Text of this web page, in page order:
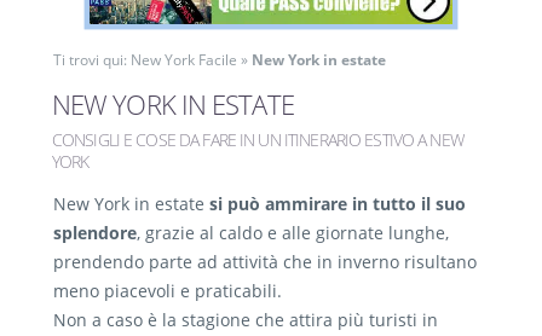
Ti trovi qui: New York Facile » New York in estate
NEW YORK IN ESTATE
CONSIGLI E COSE DA FARE IN UN ITINERARIO ESTIVO A NEW
YORK
New York in estate si può ammirare in tutto il suo
splendore, grazie al caldo e alle giornate lunghe,
prendendo parte ad attività che in inverno risultano
meno piacevoli e praticabili.
Non a caso è la stagione che attira più turisti in